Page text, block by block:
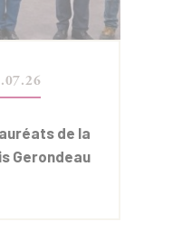
de la
Gerondeau